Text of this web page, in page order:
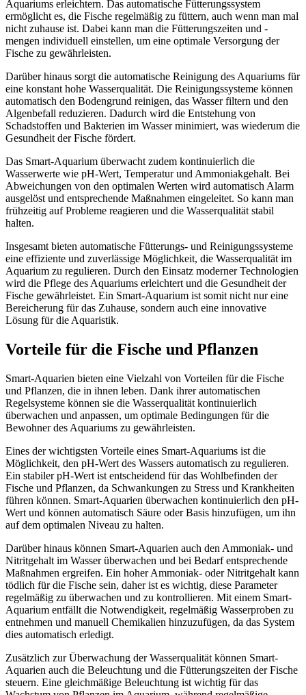
Aquariums erleichtern. Das automatische Fütterungssystem
ermöglicht es, die Fische regelmäßig zu füttern, auch wenn man mal
nicht zuhause ist. Dabei kann man die Fütterungszeiten und -
mengen individuell einstellen, um eine optimale Versorgung der
Fische zu gewährleisten.
Darüber hinaus sorgt die automatische Reinigung des Aquariums für
eine konstant hohe Wasserqualität. Die Reinigungssysteme können
automatisch den Bodengrund reinigen, das Wasser filtern und den
Algenbefall reduzieren. Dadurch wird die Entstehung von
Schadstoffen und Bakterien im Wasser minimiert, was wiederum die
Gesundheit der Fische fördert.
Das Smart-Aquarium überwacht zudem kontinuierlich die
Wasserwerte wie pH-Wert, Temperatur und Ammoniakgehalt. Bei
Abweichungen von den optimalen Werten wird automatisch Alarm
ausgelöst und entsprechende Maßnahmen eingeleitet. So kann man
frühzeitig auf Probleme reagieren und die Wasserqualität stabil
halten.
Insgesamt bieten automatische Fütterungs- und Reinigungssysteme
eine effiziente und zuverlässige Möglichkeit, die Wasserqualität im
Aquarium zu regulieren. Durch den Einsatz moderner Technologien
wird die Pflege des Aquariums erleichtert und die Gesundheit der
Fische gewährleistet. Ein Smart-Aquarium ist somit nicht nur eine
Bereicherung für das Zuhause, sondern auch eine innovative
Lösung für die Aquaristik.
Vorteile für die Fische und Pflanzen
Smart-Aquarien bieten eine Vielzahl von Vorteilen für die Fische
und Pflanzen, die in ihnen leben. Dank ihrer automatischen
Regelsysteme können sie die Wasserqualität kontinuierlich
überwachen und anpassen, um optimale Bedingungen für die
Bewohner des Aquariums zu gewährleisten.
Eines der wichtigsten Vorteile eines Smart-Aquariums ist die
Möglichkeit, den pH-Wert des Wassers automatisch zu regulieren.
Ein stabiler pH-Wert ist entscheidend für das Wohlbefinden der
Fische und Pflanzen, da Schwankungen zu Stress und Krankheiten
führen können. Smart-Aquarien überwachen kontinuierlich den pH-
Wert und können automatisch Säure oder Basis hinzufügen, um ihn
auf dem optimalen Niveau zu halten.
Darüber hinaus können Smart-Aquarien auch den Ammoniak- und
Nitritgehalt im Wasser überwachen und bei Bedarf entsprechende
Maßnahmen ergreifen. Ein hoher Ammoniak- oder Nitritgehalt kann
tödlich für die Fische sein, daher ist es wichtig, diese Parameter
regelmäßig zu überwachen und zu kontrollieren. Mit einem Smart-
Aquarium entfällt die Notwendigkeit, regelmäßig Wasserproben zu
entnehmen und manuell Chemikalien hinzuzufügen, da das System
dies automatisch erledigt.
Zusätzlich zur Überwachung der Wasserqualität können Smart-
Aquarien auch die Beleuchtung und die Fütterungszeiten der Fische
steuern. Eine gleichmäßige Beleuchtung ist wichtig für das